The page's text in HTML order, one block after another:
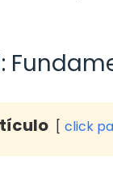
click